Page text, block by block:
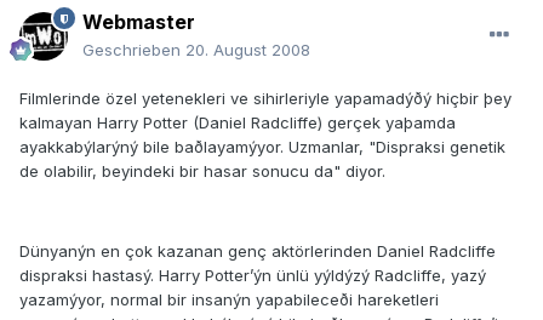
Webmaster
Geschrieben 20. August 2008
Filmlerinde özel yetenekleri ve sihirleriyle yapamadýðý hiçbir þey
kalmayan Harry Potter (Daniel Radcliffe) gerçek yaþamda
ayakkabýlarýný bile baðlayamýyor. Uzmanlar, "Dispraksi genetik
de olabilir, beyindeki bir hasar sonucu da" diyor.
Dünyanýn en çok kazanan genç aktörlerinden Daniel Radcliffe
dispraksi hastasý. Harry Potter’ýn ünlü yýldýzý Radcliffe, yazý
yazamýyor, normal bir insanýn yapabileceði hareketleri